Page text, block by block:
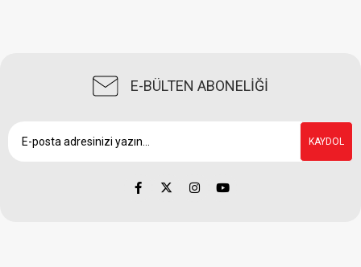
E-BÜLTEN ABONELİĞİ
KAYDOL